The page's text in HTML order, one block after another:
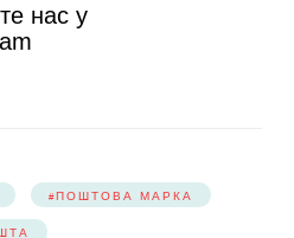
нас у
ПОШТОВА МАРКА